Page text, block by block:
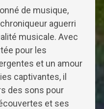
de musique,
aguerri
musicale. Avec
pour les
et un amour
captivantes, il
des sons pour
et ses